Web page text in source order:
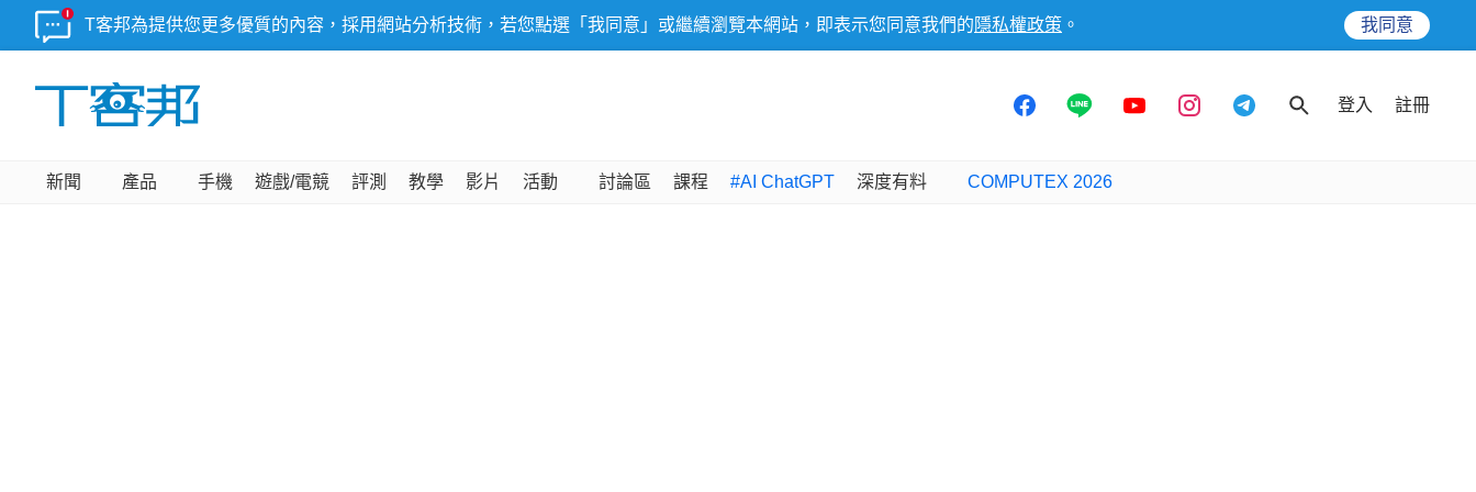
T客邦為提供您更多優質的內容，採用網站分析技術，若您點選「我同意」或繼續瀏覽本網站，即表示您同意我們的 隱私權政策 。 我同意
登入 註冊
新聞 產品 手機 遊戲/電競 評測 教學 影片 活動 討論區 課程 #AI ChatGPT 深度有料 COMPUTEX 2026